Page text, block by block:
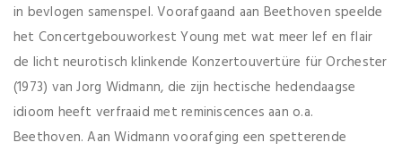
in bevlogen samenspel. Voorafgaand aan Beethoven speelde
het Concertgebouworkest Young met wat meer lef en flair
de licht neurotisch klinkende Konzertouvertüre für Orchester
(1973) van Jorg Widmann, die zijn hectische hedendaagse
idioom heeft verfraaid met reminiscences aan o.a.
Beethoven. Aan Widmann voorafging een spetterende